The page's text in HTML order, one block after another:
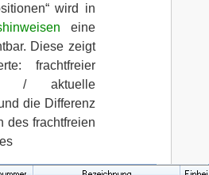
wird in
eine
Diese zeigt
frachtfreier
/ aktuelle
die Differenz
des frachtfreien